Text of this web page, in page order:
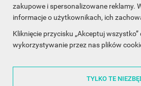
zakupowe i spersonalizowane reklamy.
informacje o użytkownikach, ich
Kliknięcie przycisku „Akceptuj
wykorzystywanie przez nas plików
TYLKO TE